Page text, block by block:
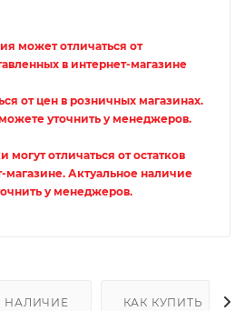
может отличаться от
в интернет-магазине
от цен в розничных магазинах.
уточнить у менеджеров.
могут отличаться от остатков
магазине. Актуальное наличие
у менеджеров.
НАЛИЧИЕ КАК КУПИТЬ